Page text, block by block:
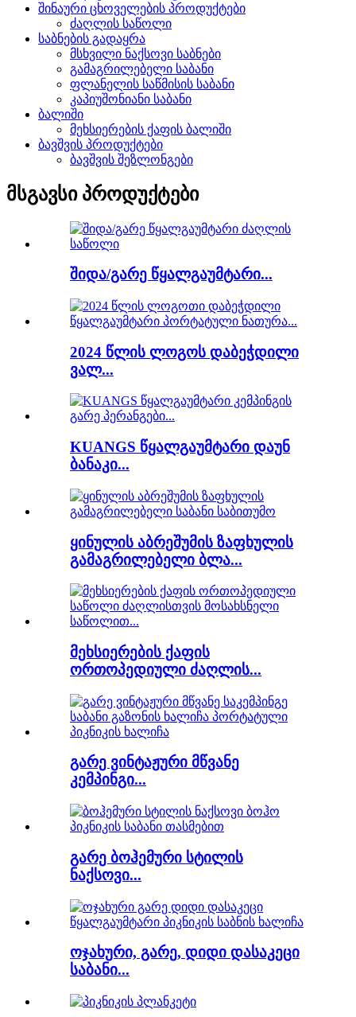
შინაური ცხოველების პროდუქტები
ძაღლის საწოლი
საბნების გადაყრა
მსხვილი ნაქსოვი საბნები
გამაგრილებელი საბანი
ფლანელის საწმისის საბანი
კაპიუშონიანი საბანი
ბალიში
მეხსიერების ქაფის ბალიში
ბავშვის პროდუქტები
ბავშვის შეზლონგები
მსგავსი პროდუქტები
შიდა/გარე წყალგაუმტარი...
2024 წლის ლოგოს დაბეჭდილი
ვალ...
KUANGS წყალგაუმტარი დაუნ
ბანაკი...
ყინულის აბრეშუმის ზაფხულის
გამაგრილებელი ბლა...
მეხსიერების ქაფის
ორთოპედიული ძაღლის...
გარე ვინტაჟური მწვანე
კემპინგი...
გარე ბოჰემური სტილის
ნაქსოვი...
ოჯახური, გარე, დიდი დასაკეცი
საბანი...